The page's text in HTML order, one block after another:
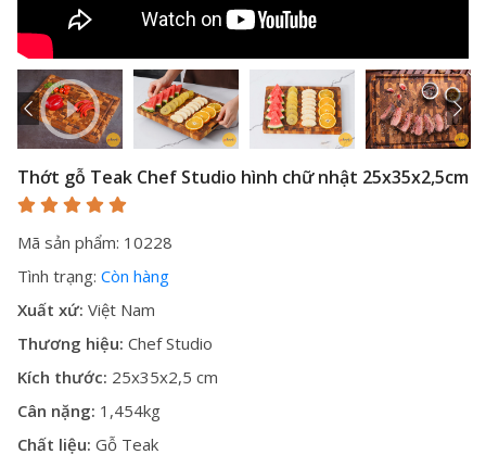
Thớt gỗ Teak Chef Studio hình chữ nhật 25x35x2,5cm
Mã sản phẩm: 10228
Tình trạng: Còn hàng
Xuất xứ: Việt Nam
Thương hiệu: Chef Studio
Kích thước: 25x35x2,5 cm
Cân nặng: 1,454kg
Chất liệu: Gỗ Teak